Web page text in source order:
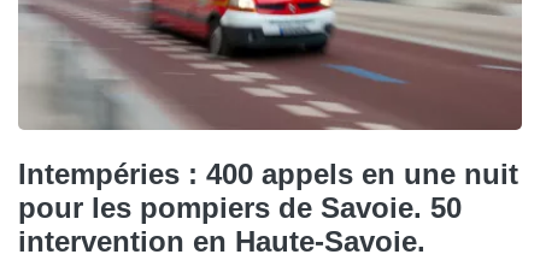
Intempéries : 400 appels en une nuit
pour les pompiers de Savoie. 50
intervention en Haute-Savoie.